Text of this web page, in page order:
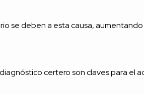
se deben a esta causa,
certero son claves para el